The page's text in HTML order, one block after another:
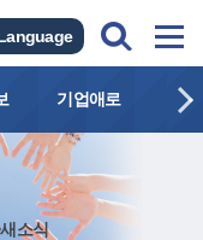
기업애로 연
소식